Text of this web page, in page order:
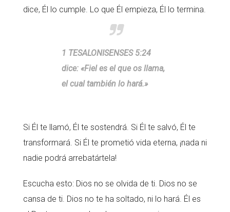
dice, Él lo cumple. Lo que Él empieza, Él lo termina.
1 TESALONISENSES 5:24
dice: «Fiel es el que os llama,
el cual también lo hará.»
Si Él te llamó, Él te sostendrá. Si Él te salvó, Él te
transformará. Si Él te prometió vida eterna, ¡nada ni
nadie podrá arrebatártela!
Escucha esto: Dios no se olvida de ti. Dios no se
cansa de ti. Dios no te ha soltado, ni lo hará. Él es